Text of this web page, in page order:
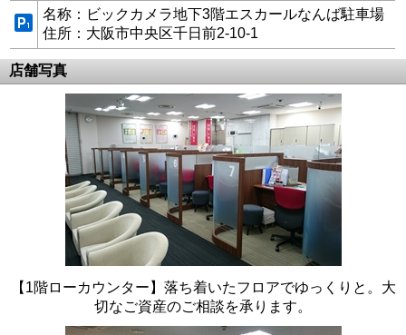
名称：ビックカメラ地下3階エスカールなんば駐車場
住所：大阪市中央区千日前2-10-1
店舗写真
【1階ローカウンター】落ち着いたフロアでゆっくりと。大
切なご資産のご相談を承ります。